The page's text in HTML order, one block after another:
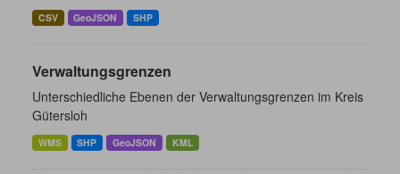
CSV GeoJSON SHP
Verwaltungsgrenzen
Unterschiedliche Ebenen der Verwaltungsgrenzen im Kreis
Gütersloh
WMS SHP GeoJSON KML